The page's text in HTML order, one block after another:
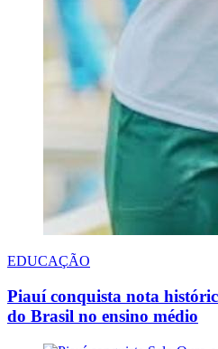
EDUCAÇÃO
Piauí conquista nota
do Brasil no ensino médio